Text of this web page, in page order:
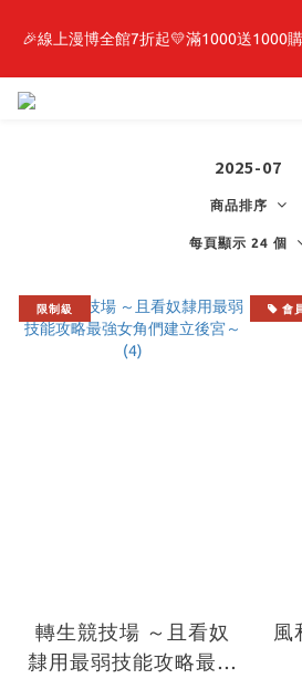
最新開賣🔥「全知讀者視
🎉線上漫博全館7折起💛滿1000送1000
【抽籤堂】 影之強者、你又被殺了呢，
2025-07
商品排序
每頁顯示 24 個
限制級
轉生競技場 ～且看奴
隸用最弱技能攻略最強
會
風